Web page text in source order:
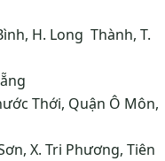
H. Long Thành, T.
Thới, Quận Ô Môn,
X. Tri Phương, Tiên